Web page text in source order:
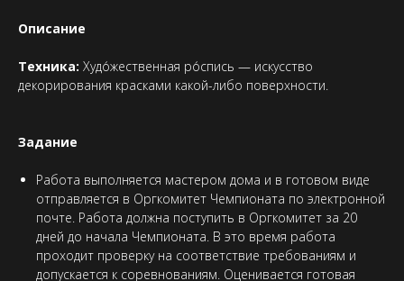
Описание
Техника: Худо́жественная ро́спись — искусство
декорирования красками какой-либо поверхности.
Задание
Работа выполняется мастером дома и в готовом виде
отправляется в Оргкомитет Чемпионата по электронной
почте. Работа должна поступить в Оргкомитет за 20
дней до начала Чемпионата. В это время работа
проходит проверку на соответствие требованиям и
допускается к соревнованиям. Оценивается готовая